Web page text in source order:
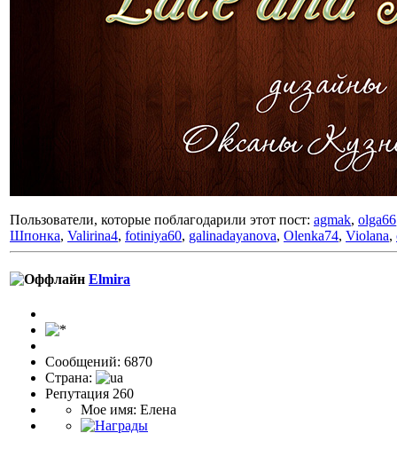
Пользователи, которые поблагодарили этот пост: agmak, olga66
Шпонка, Valirina4, fotiniya60, galinadayanova, Olenka74, Violana,
Elmira
Сообщений: 6870
Страна:
Репутация 260
Мое имя: Елена